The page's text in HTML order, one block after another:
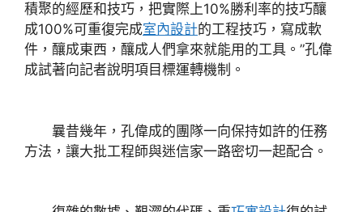
積聚的經歷和技巧，把實際上10%勝利率的技巧釀
成100%可重復完成室內設計的工程技巧，寫成軟
件，釀成東西，釀成人們拿來就能用的工具。”孔偉
成試著向記者說明項目標運轉機制。
曩昔幾年，孔偉成的團隊一向保持如許的任務
方法，讓大批工程師與迷信家一路密切一起配合。